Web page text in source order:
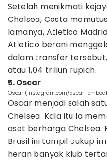
Setelah menikmati
Chelsea, Costa
lamanya, Atletico
Atletico berani
dalam transfer
atau 1,04 triliun rupiah.
5. Oscar
Oscar (instagram.com/
Oscar menjadi salah
Chelsea. Kala itu Ia
aset berharga Chelsea.
Brasil ini tampil cukup
heran banyak klub